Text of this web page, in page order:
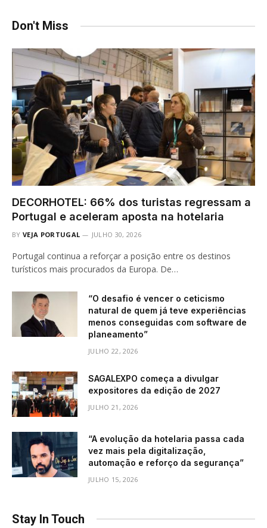
Don't Miss
DECORHOTEL: 66% dos turistas regressam a
Portugal e aceleram aposta na hotelaria
BY VEJA PORTUGAL JULHO 30, 2026
Portugal continua a reforçar a posição entre os destinos
turísticos mais procurados da Europa. De…
“O desafio é vencer o ceticismo
natural de quem já teve experiências
menos conseguidas com software de
planeamento”
JULHO 22, 2026
SAGALEXPO começa a divulgar
expositores da edição de 2027
JULHO 21, 2026
“A evolução da hotelaria passa cada
vez mais pela digitalização,
automação e reforço da segurança”
JULHO 15, 2026
Stay In Touch